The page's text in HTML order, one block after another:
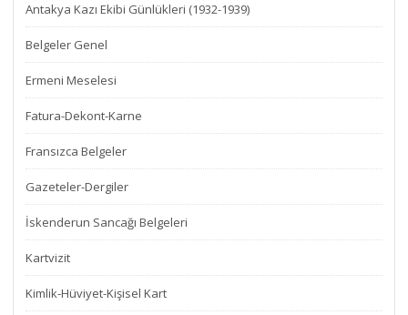
Antakya Kazı Ekibi Günlükleri (1932-1939)
Belgeler Genel
Ermeni Meselesi
Fatura-Dekont-Karne
Fransızca Belgeler
Gazeteler-Dergiler
İskenderun Sancağı Belgeleri
Kartvizit
Kimlik-Hüviyet-Kişisel Kart